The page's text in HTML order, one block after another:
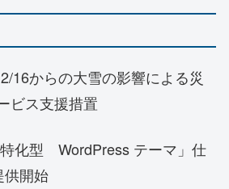
16からの大雪の影響による災
ビス支援措置
化型 WordPress テーマ」仕
供開始